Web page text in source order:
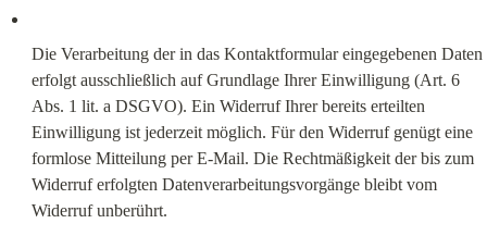
Die Verarbeitung der in das Kontaktformular eingegebenen Daten
erfolgt ausschließlich auf Grundlage Ihrer Einwilligung (Art. 6
Abs. 1 lit. a DSGVO). Ein Widerruf Ihrer bereits erteilten
Einwilligung ist jederzeit möglich. Für den Widerruf genügt eine
formlose Mitteilung per E-Mail. Die Rechtmäßigkeit der bis zum
Widerruf erfolgten Datenverarbeitungsvorgänge bleibt vom
Widerruf unberührt.